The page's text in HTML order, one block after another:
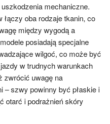
mechaniczne.
oba rodzaje tkanin, co
między wygodą a
posiadają specjalne
wilgoć, co może być
w trudnych warunkach
zwrócić uwagę na
– szwy powinny być płaskie i
otarć i podrażnień skóry